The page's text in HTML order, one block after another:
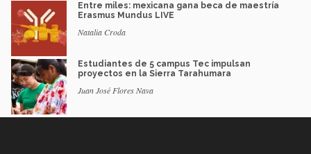
Entre miles: mexicana gana beca de maestría
Erasmus Mundus LIVE
Natalia Croda
Estudiantes de 5 campus Tec impulsan
proyectos en la Sierra Tarahumara
Juan José Flores Nava